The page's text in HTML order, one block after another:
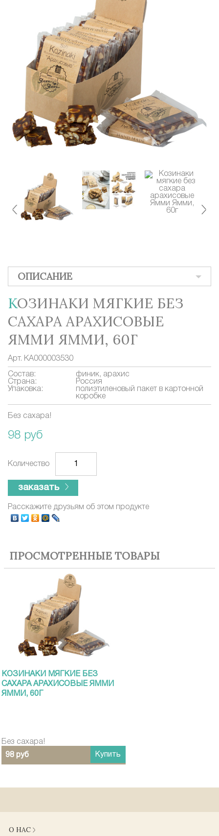
ОПИСАНИЕ
КОЗИНАКИ МЯГКИЕ БЕЗ
САХАРА АРАХИСОВЫЕ
ЯММИ ЯММИ, 60Г
Арт. КА000003530
Состав:
финик, арахис
Страна:
Россия
Упаковка:
полиэтиленовый пакет в картонной
коробке
Без сахара!
98 руб
Количество
заказать
Расскажите друзьям об этом продукте
ПРОСМОТРЕННЫЕ ТОВАРЫ
КОЗИНАКИ МЯГКИЕ БЕЗ
САХАРА АРАХИСОВЫЕ ЯММИ
ЯММИ, 60Г
Без сахара!
98 руб
Купить
О НАС